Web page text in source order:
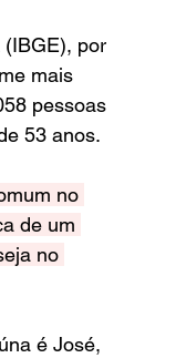
por
mais
pessoas
53 anos.
no
de um
no
é José,